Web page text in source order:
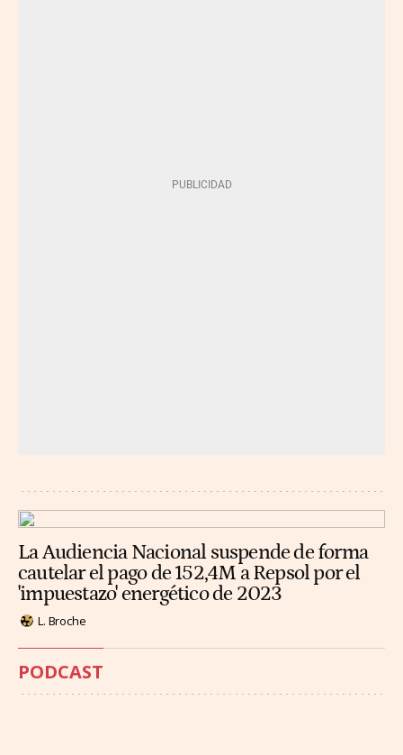
La Audiencia Nacional suspende de forma
cautelar el pago de 152,4M a Repsol por el
'impuestazo' energético de 2023
L. Broche
PODCAST